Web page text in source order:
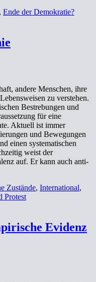
, Ende der Demokratie?
andere Menschen, ihre
zu verstehen.
Bestrebungen und
für eine
Aktuell ist immer
und Bewegungen
einen systematischen
weist der
auf. Er kann auch anti-
Zustände, International,
Protest
Evidenz